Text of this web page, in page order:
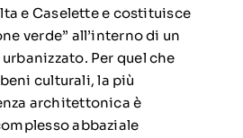
e Caselette e costituisce
verde” all’interno di un
Per quel che
culturali, la più
architettonica è
abbaziale